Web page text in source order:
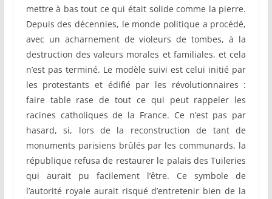
mettre à bas tout ce qui était solide comme la pierre.
Depuis des décennies, le monde politique a procédé,
avec un acharnement de violeurs de tombes, à la
destruction des valeurs morales et familiales, et cela
n’est pas terminé. Le modèle suivi est celui initié par
les protestants et édifié par les révolutionnaires :
faire table rase de tout ce qui peut rappeler les
racines catholiques de la France. Ce n’est pas par
hasard, si, lors de la reconstruction de tant de
monuments parisiens brûlés par les communards, la
république refusa de restaurer le palais des Tuileries
qui aurait pu facilement l’être. Ce symbole de
l’autorité royale aurait risqué d’entretenir bien de la